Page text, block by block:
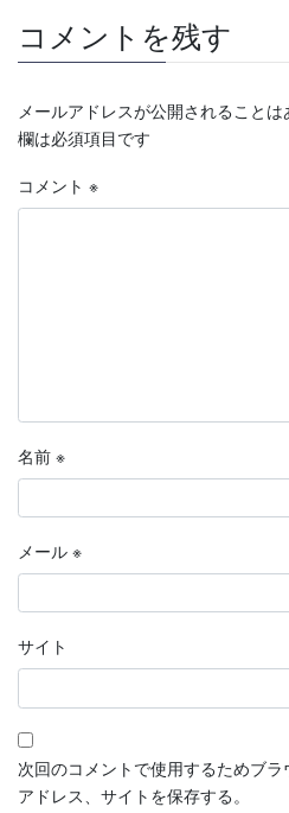
コメントを残す
メールアドレスが公開されることは
欄は必須項目です
コメント ※
名前 ※
メール ※
サイト
次回のコメントで使用するためブ
アドレス、サイトを保存する。